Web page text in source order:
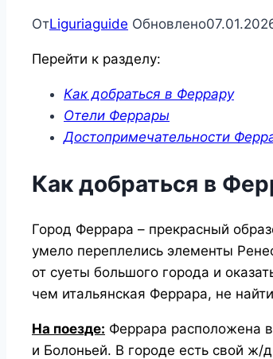
ОтLiguriaguide Обновлено
Перейти к разделу:
Как добраться в Феррару
Отели Феррары
Достопримечательности
Как добраться в
Город Феррара – прекрасный
умело переплелись элементы
от суеты большого города и
чем итальянская Феррара, не
На поезде: Феррара расположена
и Болоньей. В городе есть свой ж/